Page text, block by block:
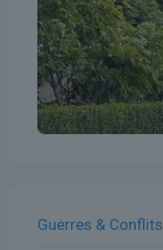
Guerres & Conflits